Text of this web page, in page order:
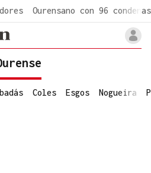
Ourensano con 96 condenas
Coles Esgos Nogueira